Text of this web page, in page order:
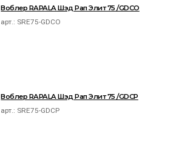
Воблер RAPALA Шэд Рап Элит 75 /GDCO
арт.: SRE75-GDCO
Воблер RAPALA Шэд Рап Элит 75 /GDCP
арт.: SRE75-GDCP